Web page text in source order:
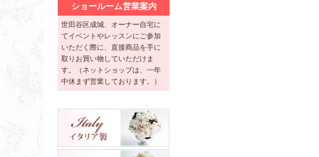
ショールーム営業案内
世田谷区成城、オーナー自宅に
てイベントやレッスンにご参加
いただく際に、直接商品を手に
取りお買い物していただけま
す。（ネットショップは、一年
中休まず営業しております。）